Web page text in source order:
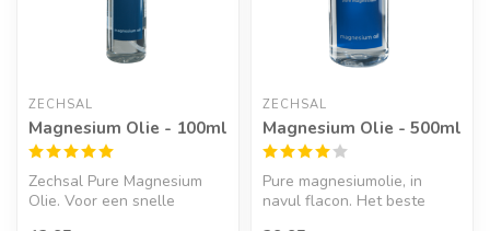
ZECHSAL
Magnesium Olie - 100ml
Zechsal Pure Magnesium
Olie. Voor een snelle
ZECHSAL
Magnesium Olie - 500ml
Pure magnesiumolie, in
navul flacon. Het beste